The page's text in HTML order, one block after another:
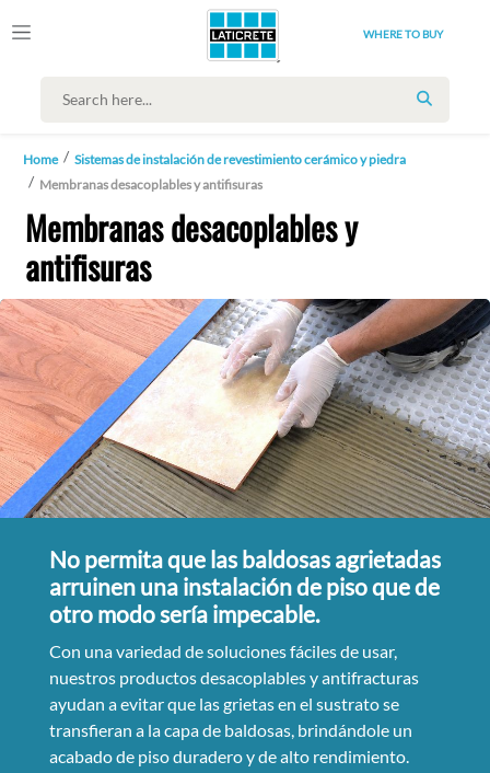
WHERE TO BUY
SEARCH
Home
Sistemas de instalación de revestimiento cerámico y piedra
Membranas desacoplables y antifisuras
Membranas desacoplables y
antifisuras
No permita que las baldosas agrietadas
arruinen una instalación de piso que de
otro modo sería impecable.
Con una variedad de soluciones fáciles de usar,
nuestros productos desacoplables y antifracturas
ayudan a evitar que las grietas en el sustrato se
transfieran a la capa de baldosas, brindándole un
acabado de piso duradero y de alto rendimiento.